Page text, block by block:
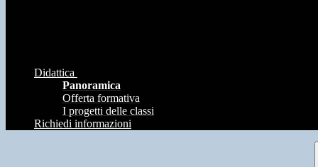
Didattica
Panoramica
Offerta formativa
I progetti delle classi
Richiedi informazioni